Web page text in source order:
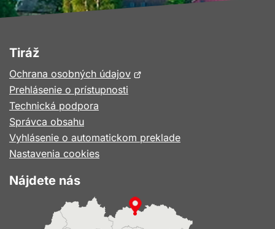
Tiráž
Ochrana osobných údajovOtvorí
okne
Prehlásenie o prístupnosti
Technická podpora
Správca obsahu
Vyhlásenie o automatickom preklade
Nastavenia cookies
Nájdete nás